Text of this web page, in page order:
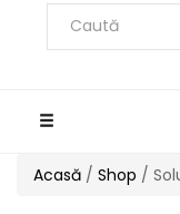
Toggle
Acasă / Shop /